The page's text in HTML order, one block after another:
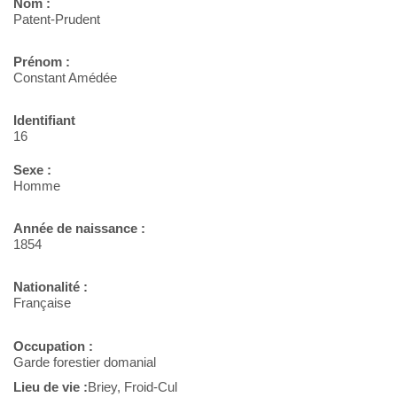
Nom :
Patent-Prudent
Prénom :
Constant Amédée
Identifiant
16
Sexe :
Homme
Année de naissance :
1854
Nationalité :
Française
Occupation :
Garde forestier domanial
Lieu de vie :Briey, Froid-Cul